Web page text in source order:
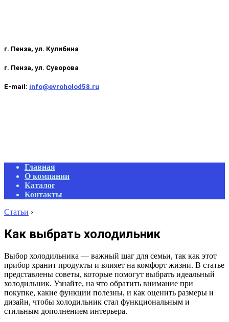
г. Пенза, ул. Кулибина
г. Пенза, ул. Суворова
E-mail: info@evroholod58.ru
Primary
Navigation
Menu
Главная
О компании
Каталог
Контакты
Статьи ›
Как выбрать холодильник
Выбор холодильника — важный шаг для семьи, так как этот
прибор хранит продукты и влияет на комфорт жизни. В статье
представлены советы, которые помогут выбрать идеальный
холодильник. Узнайте, на что обратить внимание при
покупке, какие функции полезны, и как оценить размеры и
дизайн, чтобы холодильник стал функциональным и
стильным дополнением интерьера.